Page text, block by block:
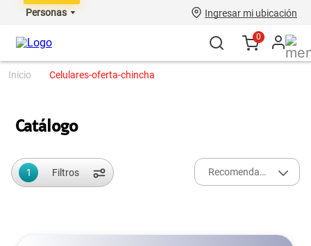
Personas Ingresar mi ubicación
0
celulares-oferta-chincha
Catálogo
1 Filtros Recomendados